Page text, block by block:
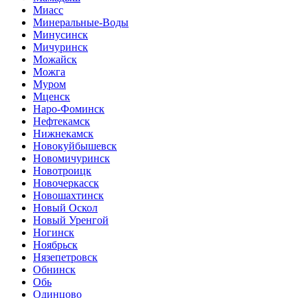
Миасс
Минеральные-Воды
Минусинск
Мичуринск
Можайск
Можга
Муром
Мценск
Наро-Фоминск
Нефтекамск
Нижнекамск
Новокуйбышевск
Новомичуринск
Новотроицк
Новочеркасск
Новошахтинск
Новый Оскол
Новый Уренгой
Ногинск
Ноябрьск
Нязепетровск
Обнинск
Обь
Одинцово